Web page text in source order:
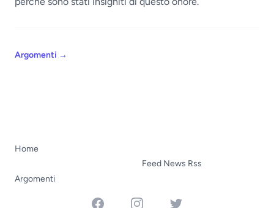
Argomenti →
Home
Argomenti
Feed News Rss
FacebookInstagramTwitter